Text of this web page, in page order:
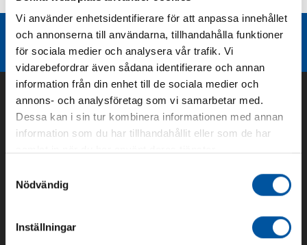
Vi använder enhetsidentifierare för att anpassa innehållet
och annonserna till användarna, tillhandahålla funktioner
för sociala medier och analysera vår trafik. Vi
vidarebefordrar även sådana identifierare och annan
information från din enhet till de sociala medier och
annons- och analysföretag som vi samarbetar med.
Dessa kan i sin tur kombinera informationen med annan
information som du har tillhandahållit eller som de har
Nödvändig
Inställningar
Liknande produktgrupper
Om oss